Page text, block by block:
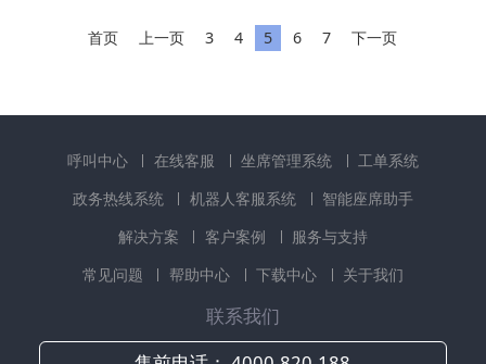
首页 上一页 3 4 5 6 7 下一页
呼叫中心 在线客服 坐席管理系统
工单系统
政务热线系统
机器人客服系统
智能座席助手
解决方案
客户案例
服务与支持
常见问题
帮助中心 下载中心 关于我们
联系我们